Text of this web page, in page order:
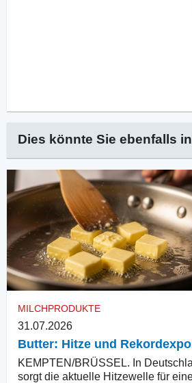
Dies könnte Sie ebenfalls
MILCHPRODUKTE
31.07.2026
Butter: Hitze und
KEMPTEN/BRÜSSEL. In
sorgt die aktuelle Hitzewelle für